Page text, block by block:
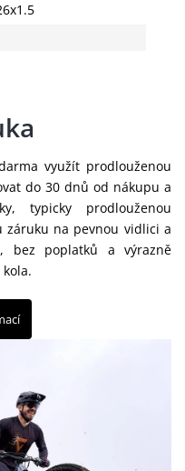
využít prodlouženou
do 30 dnů od nákupu a
typicky prodlouženou
na pevnou vidlici a
bez poplatků a výrazně